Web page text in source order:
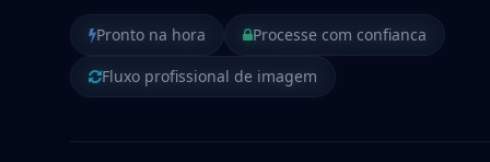
Pronto na hora
Processe com confianca
Fluxo profissional de imagem